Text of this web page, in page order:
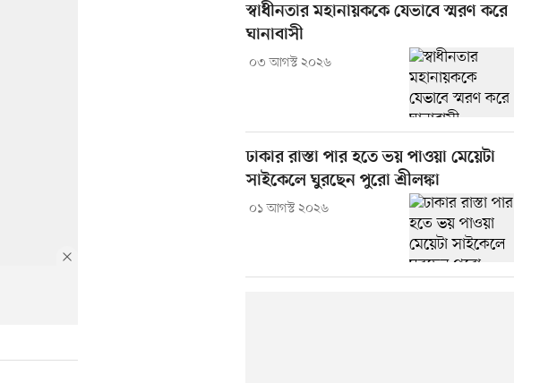
স্বাধীনতার মহানায়ককে যেভাবে স্মরণ করে
ঘানাবাসী
০৩ আগস্ট ২০২৬
ঢাকার রাস্তা পার হতে ভয় পাওয়া মেয়েটা
সাইকেলে ঘুরছেন পুরো শ্রীলঙ্কা
০১ আগস্ট ২০২৬